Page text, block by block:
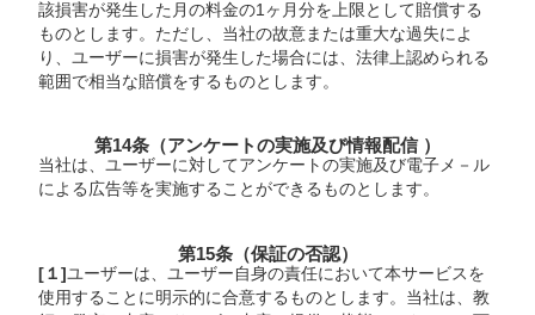
該損害が発生した月の料金の1ヶ月分を上限として賠償する
ものとします。ただし、当社の故意または重大な過失によ
り、ユーザーに損害が発生した場合には、法律上認められる
範囲で相当な賠償をするものとします。
第14条（アンケートの実施及び情報配信 ）
当社は、ユーザーに対してアンケートの実施及び電子メ－ル
による広告等を実施することができるものとします。
第15条（保証の否認）
[１]ユーザーは、ユーザー自身の責任において本サービスを
使用することに明示的に合意するものとします。当社は、教